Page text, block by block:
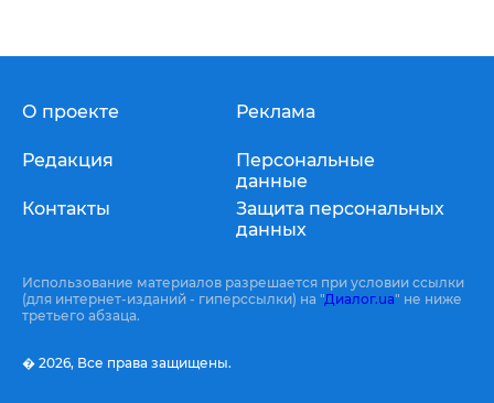
О проекте
Редакция
Контакты
Реклама
Персональные
данные
Защита персональных
данных
Использование материалов разрешается при условии ссылки
(для интернет-изданий - гиперссылки) на "Диалог.ua" не ниже
третьего абзаца.
� 2026, Все права защищены.